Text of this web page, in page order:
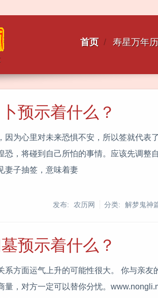
首页 寿星万年历
预示着什么？
因为心里对未来恐惧不安，所以签就代
恐，将碰到自己所怕的事情。应该先调整
子抽签，意味着妻
发布: 农历网
分类: 解梦鬼神
预示着什么？
系方面运气上升的可能性很大。 你与亲友
量，对方一定可以替你分忧。